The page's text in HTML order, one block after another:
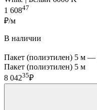
1 60847
₽/м
В наличии
Пакет (полиэтилен) 5 м —
Пакет (полиэтилен) 5 м
8 04235₽